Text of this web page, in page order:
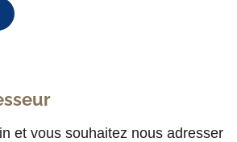
et vous souhaitez nous adresser